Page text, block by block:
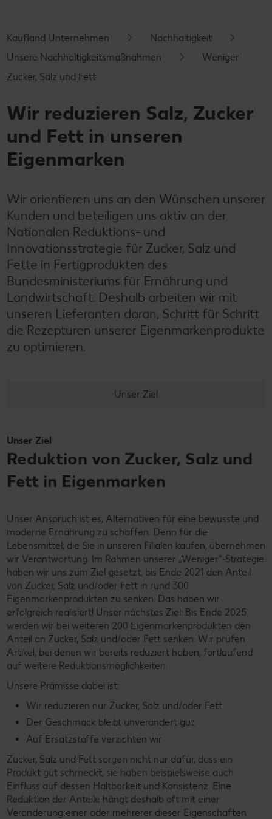
Kaufland Unternehmen
Nachhaltigkeit
Unsere Nachhaltigkeitsmaßnahmen
Weniger
Zucker, Salz und Fett
Wir reduzieren Salz, Zucker
und Fett in unseren
Eigenmarken
Wir orientieren uns an den Wünschen unserer
Kunden und beteiligen uns aktiv an der
Nationalen Reduktions- und
Innovationsstrategie für Zucker, Salz und
Fette in Fertigprodukten des
Bundesministeriums für Ernährung und
Landwirtschaft. Deshalb arbeiten wir mit
unseren Lieferanten daran, Schritt für Schritt
die Rezepturen unserer Eigenmarkenprodukte
zu optimieren.
Unser Ziel
Unser Ziel
Reduktion von Zucker, Salz und
Fett in Eigenmarken
Unser Anspruch ist es, Alternativen für eine bewusste und
moderne Ernährung zu schaffen. Denn für die
Lebensmittel, die Sie in unseren Filialen kaufen, übernehmen
wir Verantwortung. Im Rahmen unserer „Weniger“-Strategie
haben wir uns zum Ziel gesetzt, bis Ende 2021 den Anteil
von Zucker, Salz und/oder Fett in rund 300
Eigenmarkenprodukten zu senken. Das haben wir
erfolgreich realisiert! Unser nächstes Ziel: Bis Ende 2025
werden wir bei weiteren 200 Eigenmarkenprodukten den
Anteil an Zucker, Salz und/oder Fett senken. Wir prüfen
Artikel, bei denen wir bereits reduziert haben, fortlaufend
auf weitere Reduktionsmöglichkeiten.
Unsere Prämisse dabei ist:
Wir reduzieren nur Zucker, Salz und/oder Fett.
Der Geschmack bleibt unverändert gut.
Auf Ersatzstoffe verzichten wir.
Zucker, Salz und Fett sorgen nicht nur dafür, dass ein
Produkt gut schmeckt, sie haben beispielsweise auch
Einfluss auf dessen Haltbarkeit und Konsistenz. Eine
Reduktion der Anteile hängt deshalb oft mit einer
Veränderung einer oder mehrerer dieser Eigenschaften